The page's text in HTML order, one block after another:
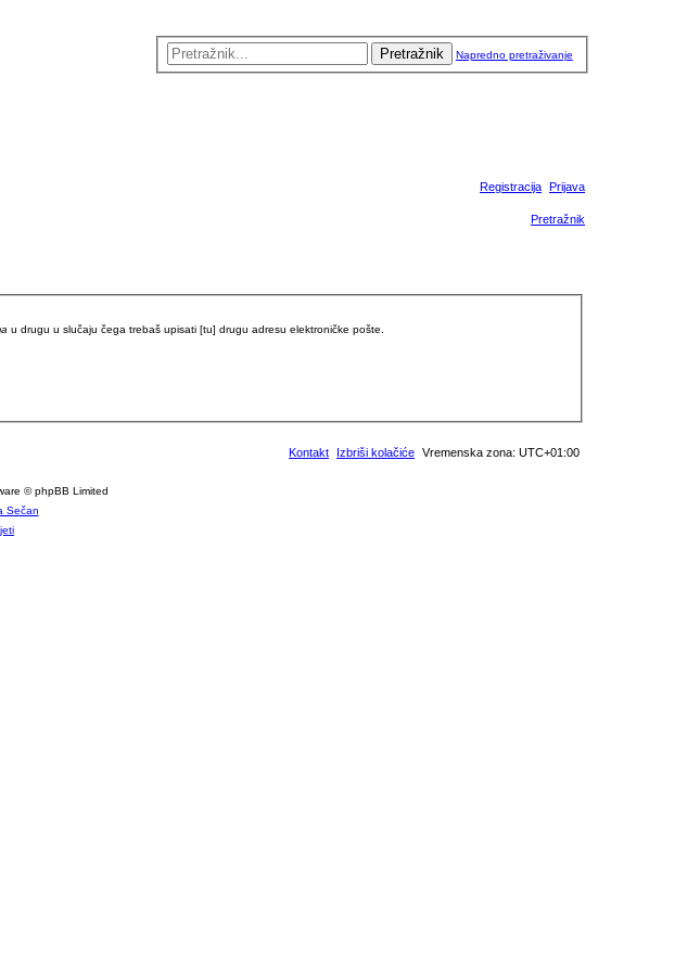
Pretražnik Napredno pretraživanje
Prijava
Registracija
Pretražnik
u drugu u slučaju čega trebaš upisati [tu] drugu adresu elektroničke pošte.
Vremenska zona: UTC+01:00
Izbriši kolačiće
Kontakt
© phpBB Limited
Sečan